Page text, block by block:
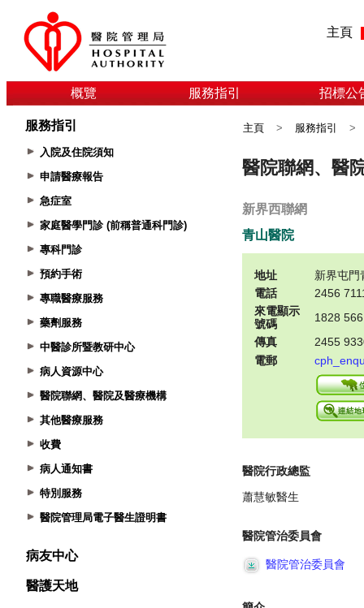
主頁
概覽 服務指引 招標公
服務指引
入院及住院須知
申請醫療報告
急症室
家庭醫學門診 (前稱普通科門診)
專科門診
預約手術
專職醫療服務
藥劑服務
中醫診所暨教研中心
病人資源中心
醫院聯網、醫院及醫療機構
其他醫療服務
收費
病人通知書
特別服務
醫院管理局電子醫生證明書
病友中心
醫護天地
主頁 > 服務指引 >